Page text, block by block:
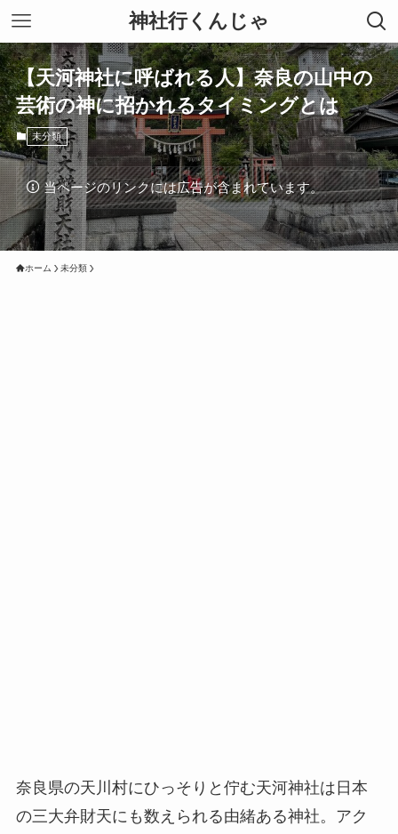
神社行くんじゃ
【天河神社に呼ばれる人】奈良の山中の
芸術の神に招かれるタイミングとは
未分類
当ページのリンクには広告が含まれています。
ホーム 未分類
奈良県の天川村にひっそりと佇む天河神社は日本
の三大弁財天にも数えられる由緒ある神社。アク